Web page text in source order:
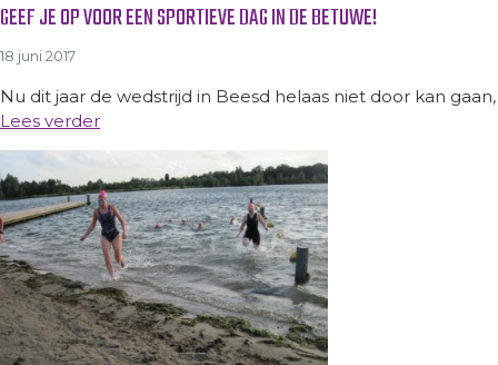
GEEF JE OP VOOR EEN SPORTIEVE DAG IN DE BETUWE!
18 juni 2017
Nu dit jaar de wedstrijd in Beesd helaas niet door kan
Lees verder